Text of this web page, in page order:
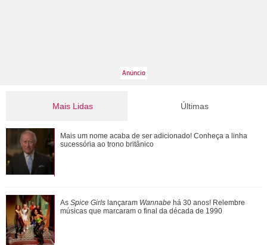
Mais Lidas
Michelle Yeoh, Ke Huy Quan, Morgan Freeman... Saiba
quem são os famosos que ganharam o Oscar...
Jojo Todynho faz novo procedimento estético para definir
pernas: Muito realizada
Últimas
Mais um nome acaba de ser adicionado! Conheça a linha
sucessória ao trono britânico
As Spice Girls lançaram Wannabe há 30 anos! Relembre
músicas que marcaram o final da década de 1990